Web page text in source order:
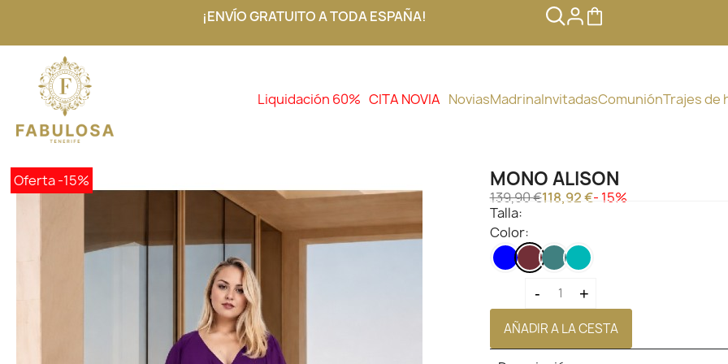
¡ENVÍO GRATUITO A TODA ESPAÑA!
Liquidación 60% CITA NOVIA NoviasMadrinaInvitadasComuniónTrajes de
Oferta-15% MONO ALISON
139,90 €118,92 €- 15%
Talla:
Color:
AZULVINOAZUL
PETROLEO
VERDE
- +
AÑADIR A LA CESTA